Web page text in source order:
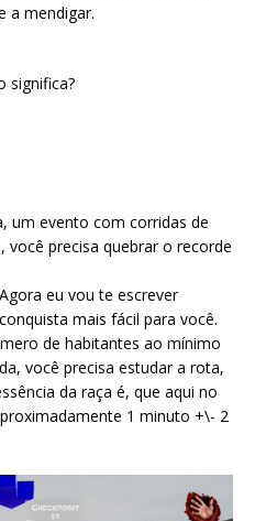
a mendigar.
significa?
um evento com corridas de
precisa quebrar o recorde
eu vou te escrever
mais fácil para você.
de habitantes ao mínimo
você precisa estudar a rota,
da raça é, que aqui no
1 minuto +\- 2